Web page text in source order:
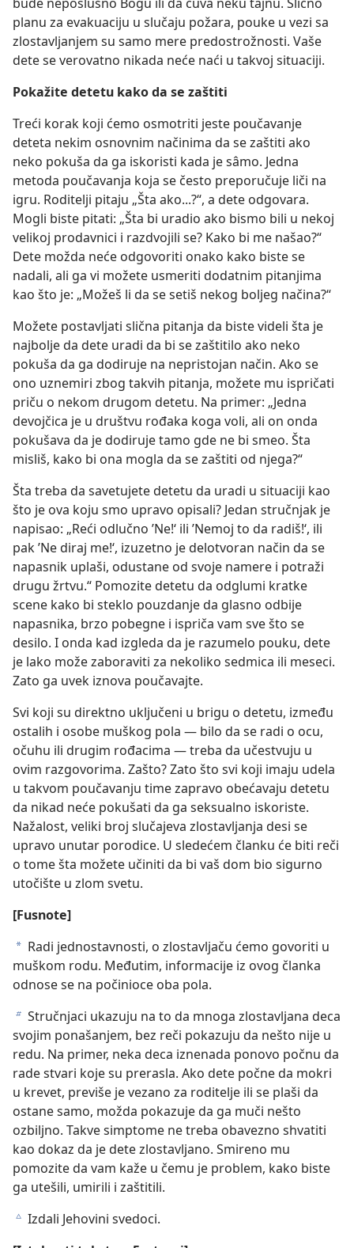
planu za evakuaciju u slučaju požara, pouke u vezi sa
zlostavljanjem su samo mere predostrožnosti. Vaše
dete se verovatno nikada neće naći u takvoj situaciji.
Pokažite detetu kako da se zaštiti
Treći korak koji ćemo osmotriti jeste poučavanje
deteta nekim osnovnim načinima da se zaštiti ako
neko pokuša da ga iskoristi kada je sâmo. Jedna
metoda poučavanja koja se često preporučuje liči na
igru. Roditelji pitaju „Šta ako...?“, a dete odgovara.
Mogli biste pitati: „Šta bi uradio ako bismo bili u nekoj
velikoj prodavnici i razdvojili se? Kako bi me našao?“
Dete možda neće odgovoriti onako kako biste se
nadali, ali ga vi možete usmeriti dodatnim pitanjima
kao što je: „Možeš li da se setiš nekog boljeg načina?“
Možete postavljati slična pitanja da biste videli šta je
najbolje da dete uradi da bi se zaštitilo ako neko
pokuša da ga dodiruje na nepristojan način. Ako se
ono uznemiri zbog takvih pitanja, možete mu ispričati
priču o nekom drugom detetu. Na primer: „Jedna
devojčica je u društvu rođaka koga voli, ali on onda
pokušava da je dodiruje tamo gde ne bi smeo. Šta
misliš, kako bi ona mogla da se zaštiti od njega?“
Šta treba da savetujete detetu da uradi u situaciji kao
što je ova koju smo upravo opisali? Jedan stručnjak je
napisao: „Reći odlučno ’Ne!‘ ili ’Nemoj to da radiš!‘, ili
pak ’Ne diraj me!‘, izuzetno je delotvoran način da se
napasnik uplaši, odustane od svoje namere i potraži
drugu žrtvu.“ Pomozite detetu da odglumi kratke
scene kako bi steklo pouzdanje da glasno odbije
napasnika, brzo pobegne i ispriča vam sve što se
desilo. I onda kad izgleda da je razumelo pouku, dete
je lako može zaboraviti za nekoliko sedmica ili meseci.
Zato ga uvek iznova poučavajte.
Svi koji su direktno uključeni u brigu o detetu, između
ostalih i osobe muškog pola — bilo da se radi o ocu,
očuhu ili drugim rođacima — treba da učestvuju u
ovim razgovorima. Zašto? Zato što svi koji imaju udela
u takvom poučavanju time zapravo obećavaju detetu
da nikad neće pokušati da ga seksualno iskoriste.
Nažalost, veliki broj slučajeva zlostavljanja desi se
upravo unutar porodice. U sledećem članku će biti reči
o tome šta možete učiniti da bi vaš dom bio sigurno
utočište u zlom svetu.
[Fusnote]
a Radi jednostavnosti, o zlostavljaču ćemo govoriti u
muškom rodu. Međutim, informacije iz ovog članka
odnose se na počinioce oba pola.
b Stručnjaci ukazuju na to da mnoga zlostavljana deca
svojim ponašanjem, bez reči pokazuju da nešto nije u
redu. Na primer, neka deca iznenada ponovo počnu da
rade stvari koje su prerasla. Ako dete počne da mokri
u krevet, previše je vezano za roditelje ili se plaši da
ostane samo, možda pokazuje da ga muči nešto
ozbiljno. Takve simptome ne treba obavezno shvatiti
kao dokaz da je dete zlostavljano. Smireno mu
pomozite da vam kaže u čemu je problem, kako biste
ga utešili, umirili i zaštitili.
c Izdali Jehovini svedoci.